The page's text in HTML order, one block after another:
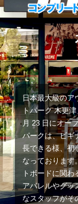
日本最大級のア
トパーク 木更
月 23 日にオー
パークは、ビギ
長できる様、初
なっております
トボードに関
アパレルやグッ
なスタッフがそ